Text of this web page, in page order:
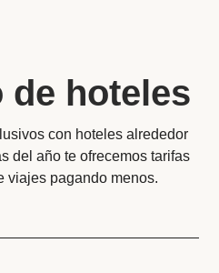
de hoteles
con hoteles alrededor
del año te ofrecemos tarifas
viajes pagando menos.